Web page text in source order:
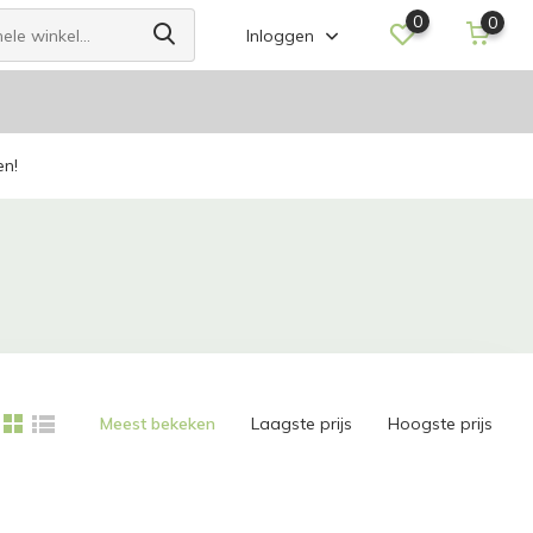
Inloggen
0 0
Meest bekeken Laagste prijs Hoogste prijs